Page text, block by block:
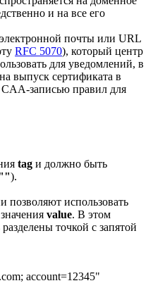
и на все его
почты или URL
RFC 5070), который центр
для уведомлений, в
выпуск сертификата в
записью правил для
tag и должно быть
).
позволяют использовать
value. В этом
точкой с запятой
account=12345"